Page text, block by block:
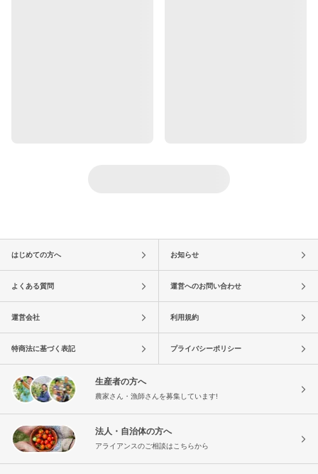
はじめての方へ お知らせ
よくある質問 運営へのお問い合わせ
運営会社 利用規約
特商法に基づく表記 プライバシーポリシー
生産者の方へ
農家さん・漁師さんを募集しています!
法人・自治体の方へ
アライアンスのご相談はこちらから